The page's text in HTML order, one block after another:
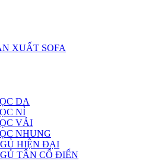
XUẤT SOFA
DA
NỈ
VẢI
NHUNG
HIỆN ĐẠI
TÂN CỔ ĐIỂN